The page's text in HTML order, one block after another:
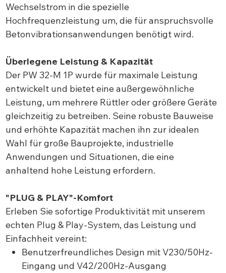
Wechselstrom in die spezielle
Hochfrequenzleistung um, die für anspruchsvolle
Betonvibrationsanwendungen benötigt wird.
Überlegene Leistung & Kapazität
Der PW 32-M 1P wurde für maximale Leistung
entwickelt und bietet eine außergewöhnliche
Leistung, um mehrere Rüttler oder größere Geräte
gleichzeitig zu betreiben. Seine robuste Bauweise
und erhöhte Kapazität machen ihn zur idealen
Wahl für große Bauprojekte, industrielle
Anwendungen und Situationen, die eine
anhaltend hohe Leistung erfordern.
"PLUG & PLAY"-Komfort
Erleben Sie sofortige Produktivität mit unserem
echten Plug & Play-System, das Leistung und
Einfachheit vereint:
Benutzerfreundliches Design mit V230/50Hz-
Eingang und V42/200Hz-Ausgang